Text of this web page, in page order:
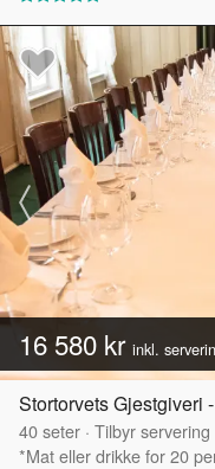
16 580 kr inkl.
Stortorvets Gjestgiveri
40seter · Tilbyr servering
*Mat eller drikke for 20